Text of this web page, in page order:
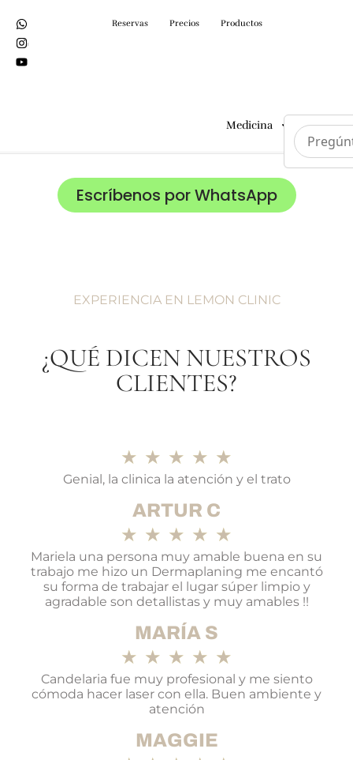
Reservas Precios Productos
Medicina Cirugías
Escríbenos por WhatsApp
EXPERIENCIA EN LEMON CLINIC
¿QUÉ DICEN NUESTROS
CLIENTES?
★ ★ ★ ★ ★
Genial, la clinica la atención y el trato
ARTUR C
★ ★ ★ ★ ★
Mariela una persona muy amable buena en su
trabajo me hizo un Dermaplaning me encantó
su forma de trabajar el lugar súper limpio y
agradable son detallistas y muy amables !!
MARÍA S
★ ★ ★ ★ ★
Candelaria fue muy profesional y me siento
cómoda hacer laser con ella. Buen ambiente y
atención
MAGGIE